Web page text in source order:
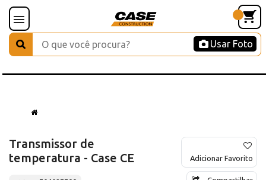
Usar Foto
Transmissor de
temperatura - Case CE
Adicionar Favorito